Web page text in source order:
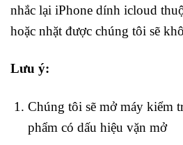
nhắc lại iPhone dính icloud
hoặc nhặt được chúng tôi sẽ
Lưu ý:
Chúng tôi sẽ mở máy kiểm
phẩm có dấu hiệu vặn mở